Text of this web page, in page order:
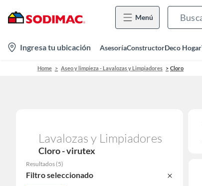
Menú
location-
icon
Ingresa tu ubicación AsesoríaConstructorDeco Hogar
Home Aseo y limpieza - Lavalozas y Limpiadores Cloro
Lavalozas y Limpiadores
Cloro - virutex
Resultados (5)
Filtro seleccionado